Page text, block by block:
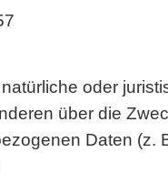
oder
über die
Daten (z.